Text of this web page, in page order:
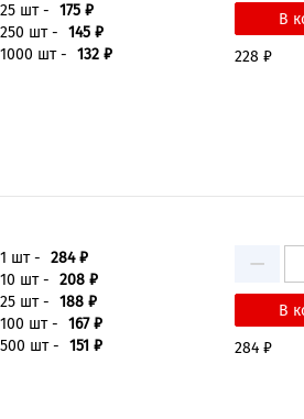
25 шт - 175 ₽
250 шт - 145 ₽
1000 шт - 132 ₽ 228 ₽
1 шт - 284 ₽
10 шт - 208 ₽
25 шт - 188 ₽
100 шт - 167 ₽
500 шт - 151 ₽
−
284 ₽